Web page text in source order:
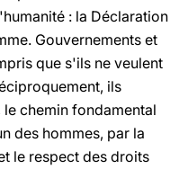
: la Déclaration
Gouvernements et
que s'ils ne veulent
ils
chemin fondamental
des hommes, par la
le respect des droits